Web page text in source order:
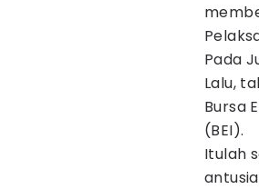
Pada
Lalu,
Bursa
(BEI).
Itulah